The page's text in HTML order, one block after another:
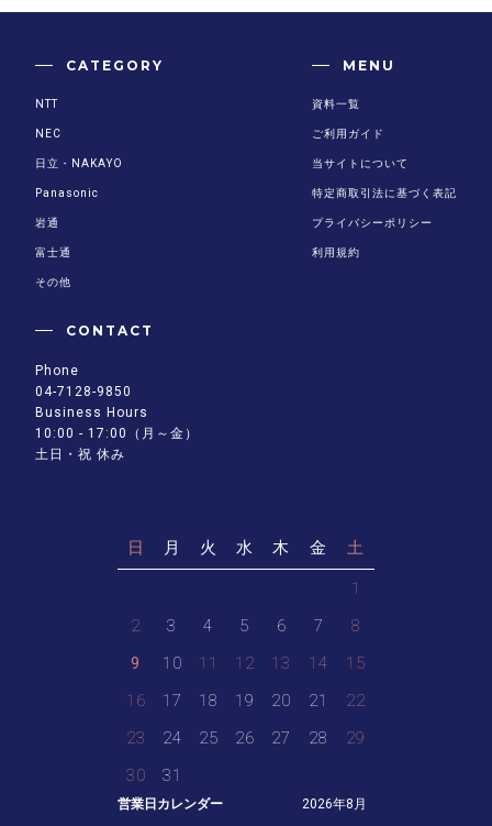
営業日カレンダー 2026年8月
日 月 火 水 木 金 土
1
2
3 4 5 6 7
8
9
10 11 12 13 14
15
16
17 18 19 20 21
22
23
24 25 26 27 28
29
30
31
CATEGORY
NTT
NEC
日立・NAKAYO
Panasonic
岩通
富士通
その他
MENU
資料一覧
ご利用ガイド
当サイトについて
特定商取引法に基づく表記
プライバシーポリシー
利用規約
CONTACT
Phone
04-7128-9850
Business Hours
10:00 - 17:00（月～金）
土日・祝 休み